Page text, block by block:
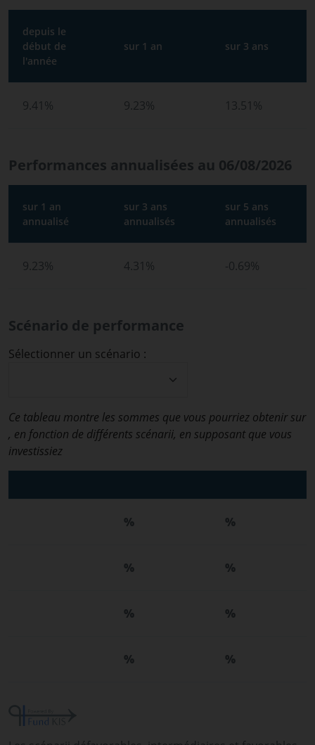
depuis le
début de
l'année
sur 1 an sur 3 ans
9.41% 9.23% 13.51%
Performances annualisées au 06/08/2026
sur 1 an
annualisé
sur 3 ans
annualisés
sur 5 ans
annualisés
9.23% 4.31% -0.69%
Scénario de performance
Sélectionner un scénario :
Ce tableau montre les sommes que vous pourriez obtenir sur
, en fonction de différents scénarii, en supposant que vous
investissiez
% %
% %
% %
% %